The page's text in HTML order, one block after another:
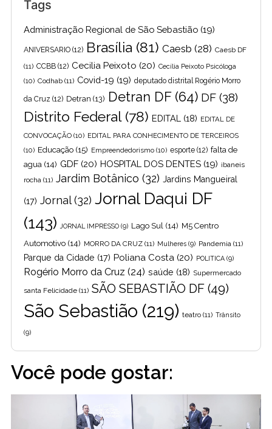
Tags
Administração Regional de São Sebastião (19)
ANIVERSARIO (12) Brasília (81) Caesb (28) Caesb DF
(11) CCBB (12) Cecilia Peixoto (20) Cecília Peixoto Psicóloga
(10) Codhab (11) Covid-19 (19) deputado distrital Rogério Morro
da Cruz (12) Detran (13) Detran DF(64) DF (38)
Distrito Federal(78) EDITAL (18) EDITAL DE
CONVOCAÇÃO (10) EDITAL PARA CONHECIMENTO DE TERCEIROS
(10) Educação (15) Empreendedorismo (10) esporte (12) falta de
agua (14) GDF (20) HOSPITAL DOS DENTES (19) ibaneis
rocha (11) Jardim Botânico (32) Jardins Mangueiral
(17) Jornal(32) Jornal Daqui DF
(143)
JORNAL IMPRESSO (9) Lago Sul (14) M5 Centro
Automotivo (14) MORRO DA CRUZ (11) Mulheres (9) Pandemia (11)
Parque da Cidade (17) Poliana Costa (20) POLITICA (9)
Rogério Morro da Cruz (24) saúde (18) Supermercado
santa Felicidade (11) SÃO SEBASTIÃO DF (49)
São Sebastião (219) teatro (11) Trânsito
(9)
Você pode gostar: